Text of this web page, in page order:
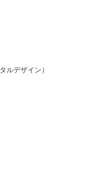
ルデザイン）